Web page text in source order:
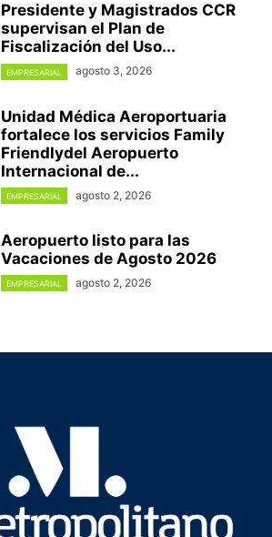
Presidente y Magistrados CCR
supervisan el Plan de
Fiscalización del Uso...
EMPRESARIAL agosto 3, 2026
Unidad Médica Aeroportuaria
fortalece los servicios Family
Friendlydel Aeropuerto
Internacional de...
EMPRESARIAL agosto 2, 2026
Aeropuerto listo para las
Vacaciones de Agosto 2026
EMPRESARIAL agosto 2, 2026